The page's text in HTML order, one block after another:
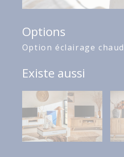
Options
Option éclairage chaud
Existe aussi